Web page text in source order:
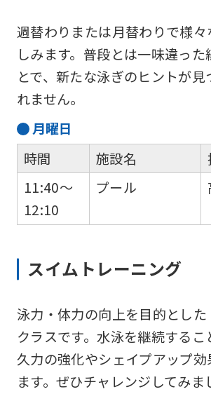
週替わりまたは月替わりで様
しみます。普段とは一味違った
とで、新たな泳ぎのヒントが見
れません。
月曜日
時間
11:40～
12:10
施設名
プール
スイムトレーニング
泳力・体力の向上を目的とし
クラスです。水泳を継続するこ
久力の強化やシェイプアップ効
ます。ぜひチャレンジしてみま
For